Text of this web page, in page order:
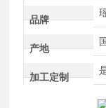
品牌
产地
加工定制